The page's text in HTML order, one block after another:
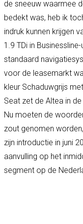
de sneeuw waarmee
bedekt was, heb ik
indruk kunnen krijgen
1.9 TDi in
standaard
voor de leasemarkt
kleur Schaduwgrijs
Seat zet de Altea in
Nu moeten de
zout genomen
zijn introductie in juni
aanvulling op het
segment op de